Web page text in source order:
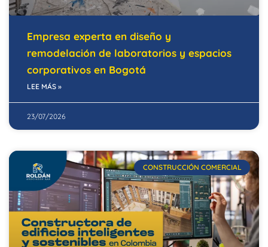
Empresa experta en diseño y
remodelación de laboratorios y espacios
corporativos en Bogotá
LEE MÁS »
23/07/2026
CONSTRUCCIÓN COMERCIAL